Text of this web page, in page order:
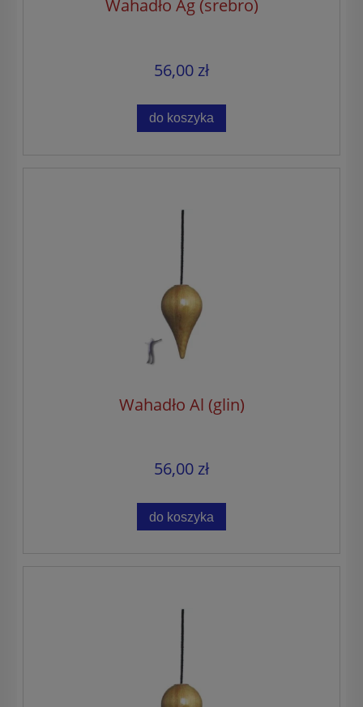
Wahadło Ag (srebro)
56,00 zł
do koszyka
Wahadło Al (glin)
56,00 zł
do koszyka